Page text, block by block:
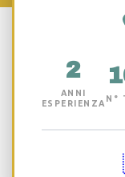
2
ANNI
ESPERIENZA
N°